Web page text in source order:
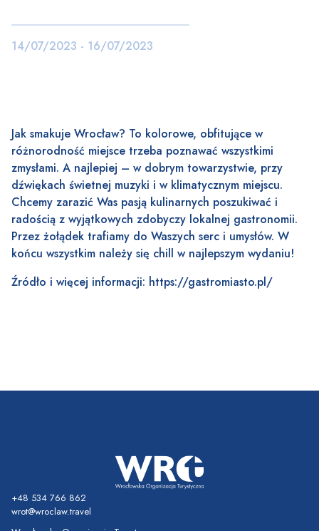
14/07/2023 - 16/07/2023
Jak smakuje Wrocław? To kolorowe, obfitujące w
różnorodność miejsce trzeba poznawać wszystkimi
zmysłami. A najlepiej – w dobrym towarzystwie, przy
dźwiękach świetnej muzyki i w klimatycznym miejscu.
Chcemy zarazić Was pasją kulinarnych poszukiwać i
radością z wyjątkowych zdobyczy lokalnej gastronomii.
Przez żołądek trafiamy do Waszych serc i umysłów. W
końcu wszystkim należy się chill w najlepszym wydaniu!
Źródło i więcej informacji: https://gastromiasto.pl/
+48 534 766 862
wrot@wroclaw.travel